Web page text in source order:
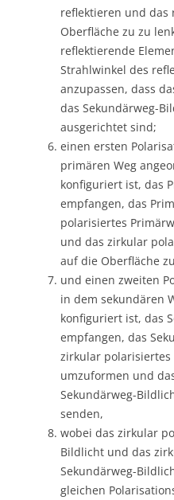
reflektieren und das
Oberfläche zu zu
reflektierende
Strahlwinkel des
anzupassen, dass
das Sekundärweg-
ausgerichtet sind;
einen ersten
primären Weg
konfiguriert ist, das
empfangen, das
polarisiertes
und das zirkular
auf die Oberfläche
und einen zweiten
in dem sekundären
konfiguriert ist, das
empfangen, das
zirkular
umzuformen und
Sekundärweg-
senden,
wobei das zirkular
Bildlicht und das
Sekundärweg-
gleichen